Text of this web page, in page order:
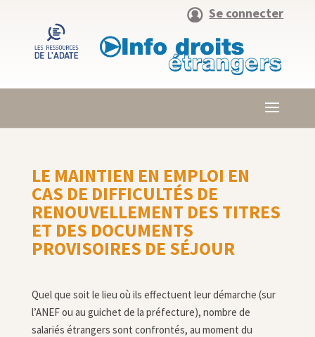
Se connecter
LE MAINTIEN EN EMPLOI EN
CAS DE DIFFICULTÉS DE
RENOUVELLEMENT DES TITRES
ET DES DOCUMENTS
PROVISOIRES DE SÉJOUR
Quel que soit le lieu où ils effectuent leur démarche (sur
l’ANEF ou au guichet de la préfecture), nombre de
salariés étrangers sont confrontés, au moment du